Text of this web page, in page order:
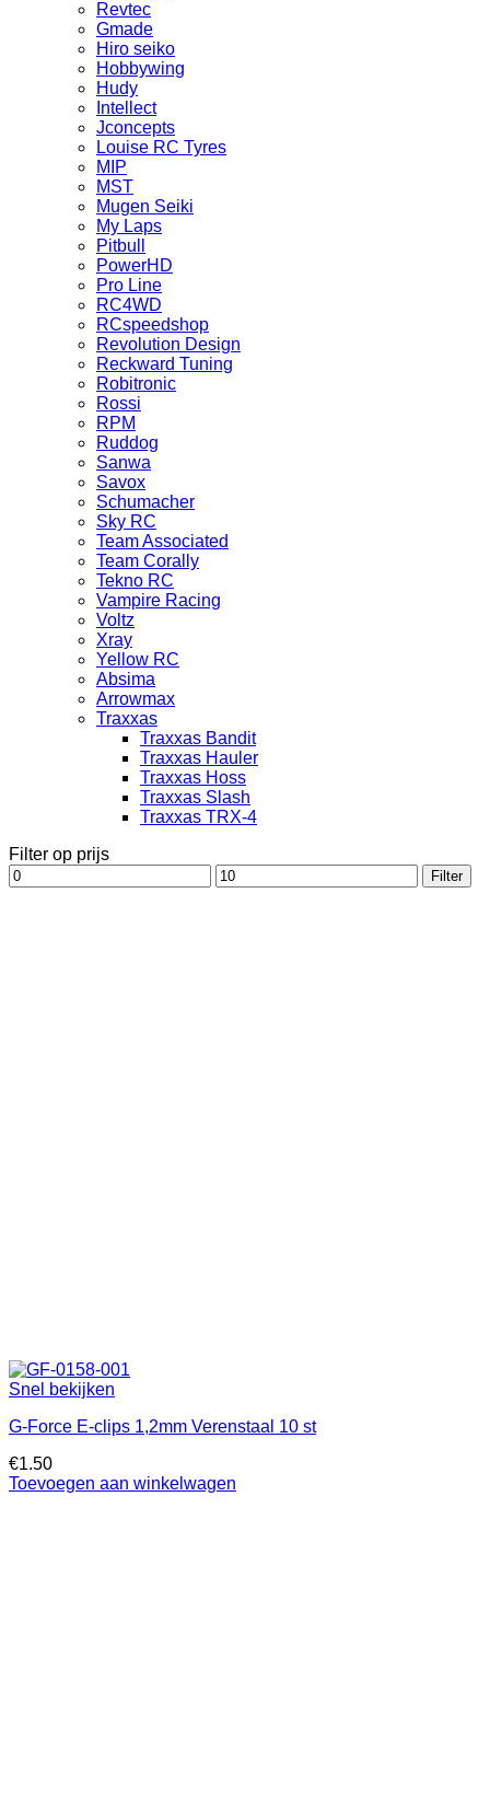
Revtec
Gmade
Hiro seiko
Hobbywing
Hudy
Intellect
Jconcepts
Louise RC Tyres
MIP
MST
Mugen Seiki
My Laps
Pitbull
PowerHD
Pro Line
RC4WD
RCspeedshop
Revolution Design
Reckward Tuning
Robitronic
Rossi
RPM
Ruddog
Sanwa
Savox
Schumacher
Sky RC
Team Associated
Team Corally
Tekno RC
Vampire Racing
Voltz
Xray
Yellow RC
Absima
Arrowmax
Traxxas
Traxxas Bandit
Traxxas Hauler
Traxxas Hoss
Traxxas Slash
Traxxas TRX-4
Filter op prijs
Min.
prijs
Max.
prijs
Filter
Snel bekijken
G-Force E-clips 1,2mm Verenstaal 10 st
€1.50
Toevoegen aan winkelwagen